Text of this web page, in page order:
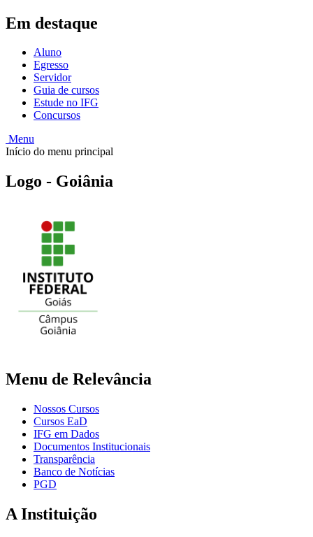
Em destaque
Aluno
Egresso
Servidor
Guia de cursos
Estude no IFG
Concursos
Menu
Início do menu principal
Logo - Goiânia
Menu de Relevância
Nossos Cursos
Cursos EaD
IFG em Dados
Documentos Institucionais
Transparência
Banco de Notícias
PGD
A Instituição